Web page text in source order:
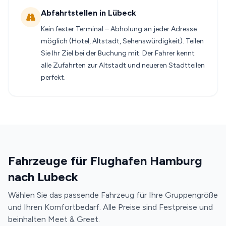
Abfahrtstellen in Lübeck
Kein fester Terminal – Abholung an jeder Adresse
möglich (Hotel, Altstadt, Sehenswürdigkeit). Teilen
Sie Ihr Ziel bei der Buchung mit. Der Fahrer kennt
alle Zufahrten zur Altstadt und neueren Stadtteilen
perfekt.
Fahrzeuge für Flughafen Hamburg
nach Lubeck
Wählen Sie das passende Fahrzeug für Ihre Gruppengröße
und Ihren Komfortbedarf. Alle Preise sind Festpreise und
beinhalten Meet & Greet.